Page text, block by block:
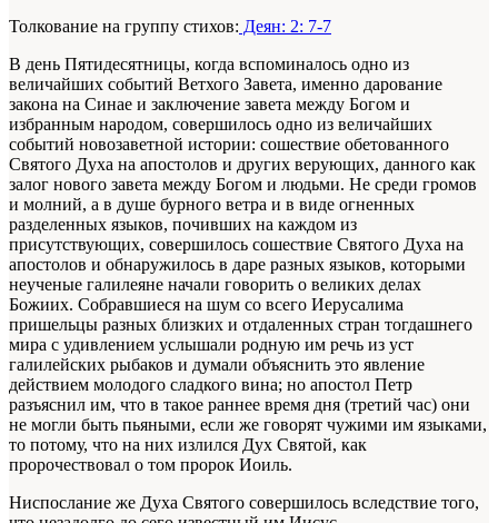
Толкование на группу стихов: Деян: 2: 7-7
В день Пятидесятницы, когда вспоминалось одно из
величайших событий Ветхого Завета, именно дарование
закона на Синае и заключение завета между Богом и
избранным народом, совершилось одно из величайших
событий новозаветной истории: сошествие обетованного
Святого Духа на апостолов и других верующих, данного как
залог нового завета между Богом и людьми. Не среди громов
и молний, а в душе бурного ветра и в виде огненных
разделенных языков, почивших на каждом из
присутствующих, совершилось сошествие Святого Духа на
апостолов и обнаружилось в даре разных языков, которыми
неученые галилеяне начали говорить о великих делах
Божиих. Собравшиеся на шум со всего Иерусалима
пришельцы разных близких и отдаленных стран тогдашнего
мира с удивлением услышали родную им речь из уст
галилейских рыбаков и думали объяснить это явление
действием молодого сладкого вина; но апостол Петр
разъяснил им, что в такое раннее время дня (третий час) они
не могли быть пьяными, если же говорят чужими им языками,
то потому, что на них излился Дух Святой, как
пророчествовал о том пророк Иоиль.
Ниспослание же Духа Святого совершилось вследствие того,